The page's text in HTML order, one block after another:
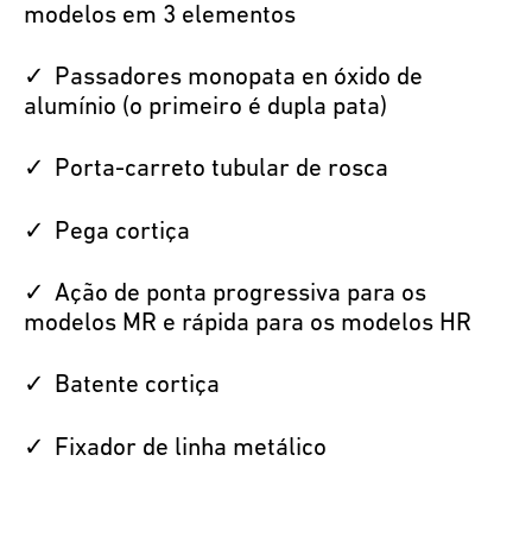
modelos em 3 elementos
Passadores monopata en óxido de
alumínio (o primeiro é dupla pata)
Porta-carreto tubular de rosca
Pega cortiça
Ação de ponta progressiva para os
modelos MR e rápida para os modelos HR
Batente cortiça
Fixador de linha metálico